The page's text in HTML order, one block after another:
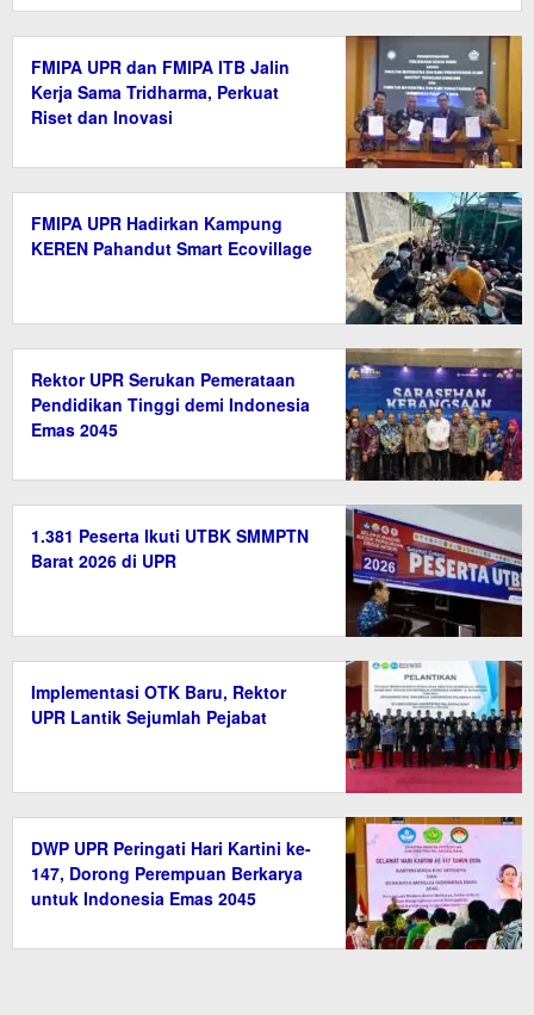
FMIPA UPR dan FMIPA ITB Jalin
Kerja Sama Tridharma, Perkuat
Riset dan Inovasi
FMIPA UPR Hadirkan Kampung
KEREN Pahandut Smart Ecovillage
Rektor UPR Serukan Pemerataan
Pendidikan Tinggi demi Indonesia
Emas 2045
1.381 Peserta Ikuti UTBK SMMPTN
Barat 2026 di UPR
Implementasi OTK Baru, Rektor
UPR Lantik Sejumlah Pejabat
DWP UPR Peringati Hari Kartini ke-
147, Dorong Perempuan Berkarya
untuk Indonesia Emas 2045